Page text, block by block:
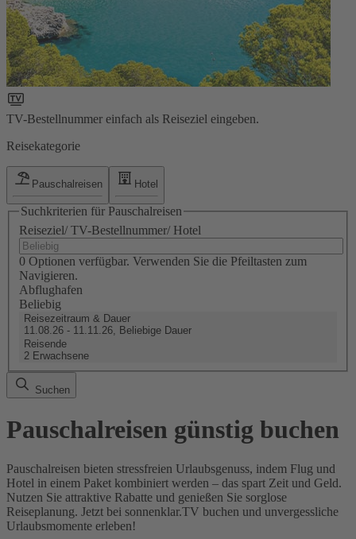
TV-Bestellnummer einfach als Reiseziel eingeben.
Reisekategorie
Pauschalreisen Hotel
Suchkriterien für Pauschalreisen
Reiseziel/ TV-Bestellnummer/ Hotel
0 Optionen verfügbar. Verwenden Sie die Pfeiltasten zum
Navigieren.
Abflughafen
Beliebig
Reisezeitraum & Dauer
11.08.26 - 11.11.26, Beliebige Dauer
Reisende
2 Erwachsene
Suchen
Pauschalreisen günstig buchen
Pauschalreisen bieten stressfreien Urlaubsgenuss, indem Flug und
Hotel in einem Paket kombiniert werden – das spart Zeit und Geld.
Nutzen Sie attraktive Rabatte und genießen Sie sorglose
Reiseplanung. Jetzt bei sonnenklar.TV buchen und unvergessliche
Urlaubsmomente erleben!